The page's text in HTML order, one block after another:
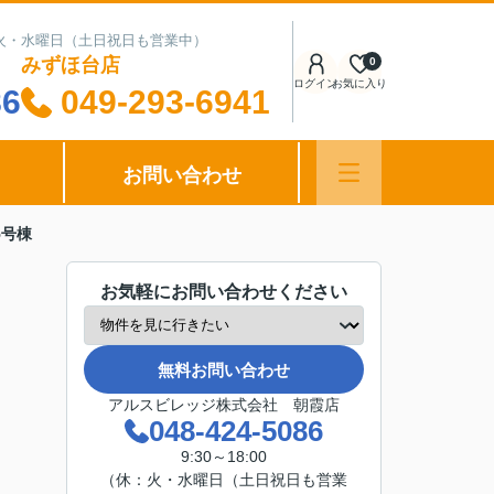
水曜日（土日祝日も営業中）
みずほ台店
049-293-6941
ログインお気に入り
0
お問い合わせ
棟
お気軽にお問い合わせください
無料お問い合わせ
アルスビレッジ株式会社 朝霞店
048-424-5086
9:30～18:00
（休：火・水曜日（土日祝日も営業